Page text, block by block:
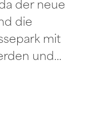
der neue
die
mit
und…